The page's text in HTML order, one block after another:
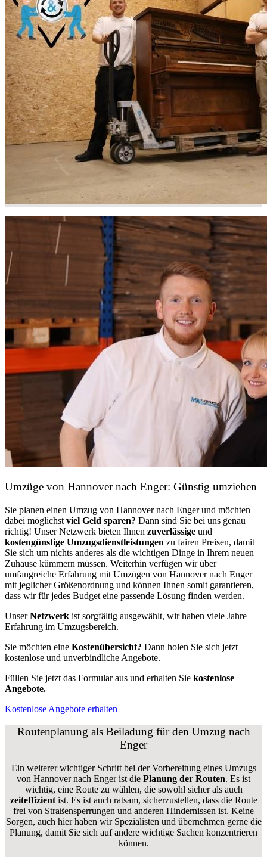
Umzüge von Hannover nach Enger: Günstig umziehen
Sie planen einen Umzug von Hannover nach Enger und möchten
dabei möglichst viel Geld sparen? Dann sind Sie bei uns genau
richtig! Unser Netzwerk bieten Ihnen zuverlässige und
kostengünstige Umzugsdienstleistungen zu fairen Preisen, damit
Sie sich um nichts anderes als die wichtigen Dinge in Ihrem neuen
Zuhause kümmern müssen. Weiterhin verfügen wir über
umfangreiche Erfahrung mit Umzügen von Hannover nach Enger
mit jeglicher Größenordnung und können Ihnen somit garantieren,
dass wir für jedes Budget eine passende Lösung finden werden.
UnserNetzwerk ist sorgfältig ausgewählt, wir haben viele Jahre
Erfahrung im Umzugsbereich.
Sie möchten eine Kostenübersicht? Dann holen Sie sich jetzt
kostenlose und unverbindliche Angebote.
Füllen Sie jetzt das Formular aus und erhalten Sie kostenlose
Angebote.
Kostenlose Angebote erhalten
Routenplanung als Beiladung für den Umzug nach
Enger
Ein weiterer wichtiger Schritt bei der Vorbereitung eines Umzugs
von Hannover nach Enger ist die Planung der Routen. Es ist
wichtig, eine Route zu wählen, die sowohl sicher als auch
zeiteffizientist. Es ist auch ratsam, sicherzustellen, dass die Route
frei von Straßensperrungen und anderen Hindernissen ist. Keine
Sorgen, auch hier haben wir Spezialisten und übernehmen gerne die
Planung, damit Sie sich auf andere wichtige Sachen konzentrieren
können.